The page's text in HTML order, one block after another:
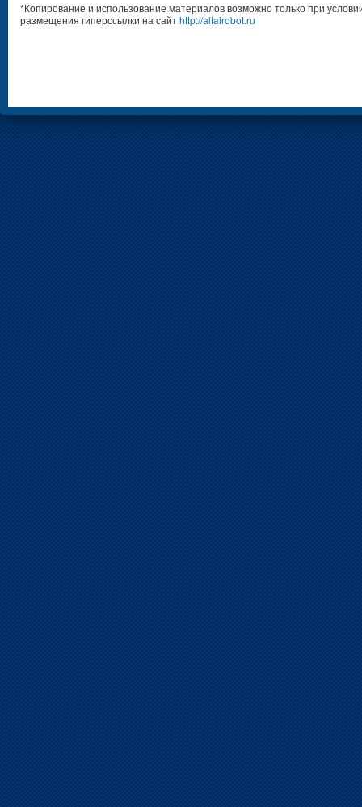
*Копирование и использование материалов возможно только при
размещения гиперссылки на сайтhttp://altairobot.ru